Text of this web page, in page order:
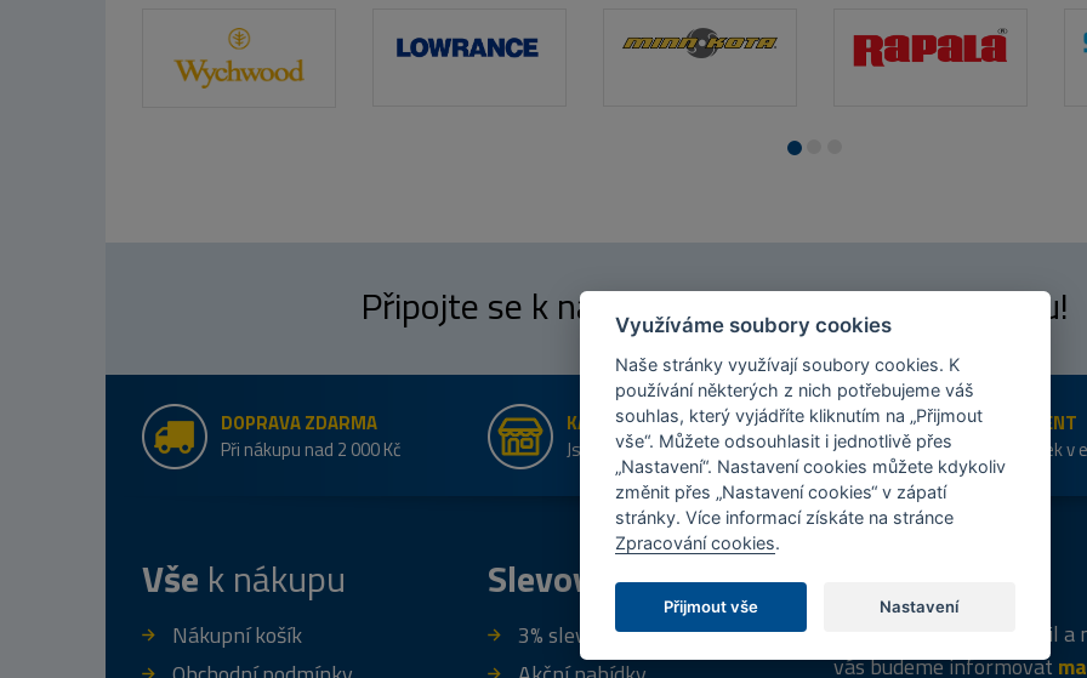
Připojte se k našimfanouškůmna Facebooku!
DOPRAVA ZDARMA
Při nákupu nad 2 000 Kč
KAMENNÉ PRODEJNY
Jsme na trhu více než 10 let
ŠIROKÝ SORTIMENT
Přes 20 tis. položek v
shopu
Vše k nákupu
Nákupní košík
Slevový program
3% sleva za registraci
Napište nám svůj e-mail a
vás budeme informovat
Využíváme soubory cookies
Naše stránky využívají soubory cookies. K
používání některých z nich potřebujeme váš
souhlas, který vyjádříte kliknutím na „Přijmout
vše“. Můžete odsouhlasit i jednotlivě přes
„Nastavení“. Nastavení cookies můžete kdykoliv
změnit přes „Nastavení cookies“ v zápatí
stránky. Více informací získáte na stránce
Zpracování cookies.
Přijmout vše Nastavení